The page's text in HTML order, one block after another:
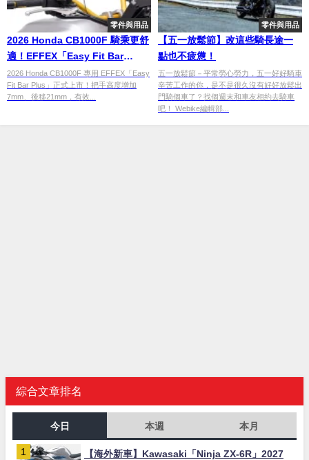
零件與用品
2026 Honda CB1000F 騎乘更舒
適！EFFEX「Easy Fit Bar
Plus」把手登場 後移21mm減
輕長途疲勞
2026 Honda CB1000F 專用 EFFEX「Easy
Fit Bar Plus」正式上市！把手高度增加
7mm、後移21mm，有效...
零件與用品
【五一放鬆節】改這些騎長途一
點也不疲憊！
五一放鬆節－平常勞心勞力，五一好好騎車
辛苦工作的你，是不是很久沒有好好放鬆出
門騎個車了？找個週末和車友相約去騎車
吧！ Webike編輯部...
綜合文章排名
今日 本週 本月
【海外新車】Kawasaki「Ninja ZX-6R」2027